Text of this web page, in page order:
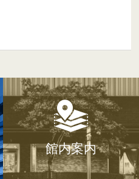
館内案内